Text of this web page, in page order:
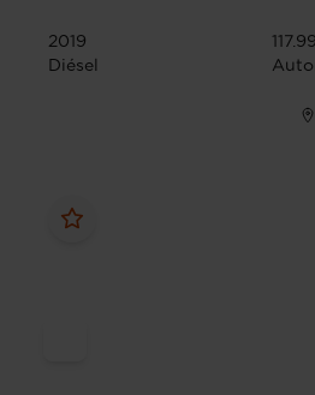
2019
Diésel